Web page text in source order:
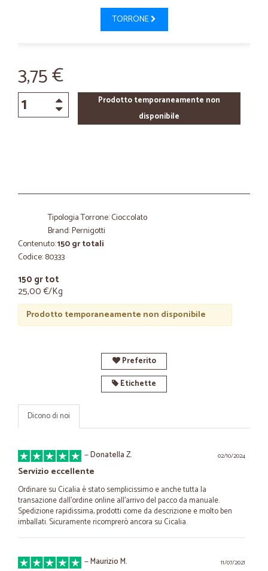
TORRONE
3,75 €
Prodotto temporaneamente non
disponibile
Tipologia Torrone: Cioccolato
Brand: Pernigotti
Contenuto:150 gr totali
Codice: 80333
150 gr tot
25,00 €/Kg
Prodotto temporaneamente non disponibile
Preferito
Etichette
Dicono di noi
02/10/2024
—Donatella Z.
Servizio eccellente
Ordinare su Cicalia è stato semplicissimo e anche tutta la
transazione dall'ordine online all'arrivo del pacco da manuale.
Spedizione rapidissima, prodotti come da descrizione e molto ben
imballati. Sicuramente ricomprerò ancora su Cicalia.
11/07/2021
—Maurizio M.